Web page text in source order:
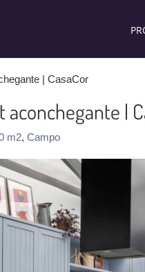
| CasaCor
aconchegante |
m2, Campo